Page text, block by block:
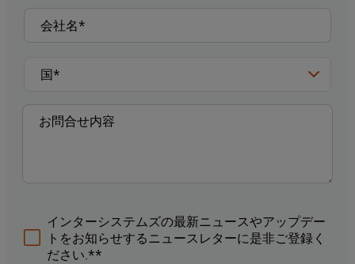
インターシステムズの最新ニュースやアップデー
トをお知らせするニュースレターに是非ご登録く
ださい.**